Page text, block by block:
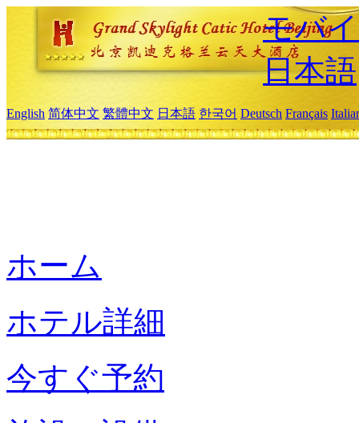
モバ
日本語
English 简体中文 繁體中文 日本語 한국어 Deutsch Français
ホーム
ホテル詳細
今すぐ予約